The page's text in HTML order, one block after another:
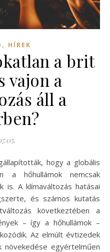
, HÍREK
a brit
vajon a
áll a
a hőhullámok nemcsak
is. A klímaváltozás hatásai
és számos kutatás
következtében a
– így a hőhullámok –
Az elmúlt évtizedek
növekedése egyértelműen